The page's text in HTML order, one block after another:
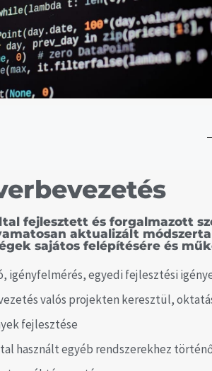
fejlesztett és forgalmazott
aktualizált
sajátos felépítésére és
igényfelmérés, egyedi fejlesztési
valós projekten keresztül,
fejlesztése
használt egyéb rendszerekhez